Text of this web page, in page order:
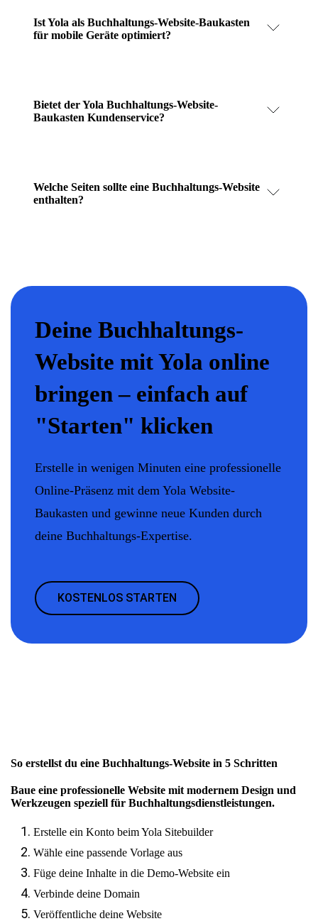
Ist Yola als Buchhaltungs-Website-Baukasten
für mobile Geräte optimiert?
Bietet der Yola Buchhaltungs-Website-
Baukasten Kundenservice?
Welche Seiten sollte eine Buchhaltungs-Website
enthalten?
Deine Buchhaltungs-
Website mit Yola online
bringen – einfach auf
"Starten" klicken
Erstelle in wenigen Minuten eine professionelle
Online-Präsenz mit dem Yola Website-
Baukasten und gewinne neue Kunden durch
deine Buchhaltungs-Expertise.
KOSTENLOS STARTEN
So erstellst du eine Buchhaltungs-Website in 5 Schritten
Baue eine professionelle Website mit modernem Design und
Werkzeugen speziell für Buchhaltungsdienstleistungen.
Erstelle ein Konto beim Yola Sitebuilder
Wähle eine passende Vorlage aus
Füge deine Inhalte in die Demo-Website ein
Verbinde deine Domain
Veröffentliche deine Website